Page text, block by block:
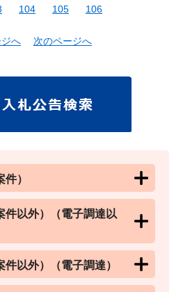
104 105 106
へ 次のページへ
）
件以外）（電子調達以
件以外）（電子調達）